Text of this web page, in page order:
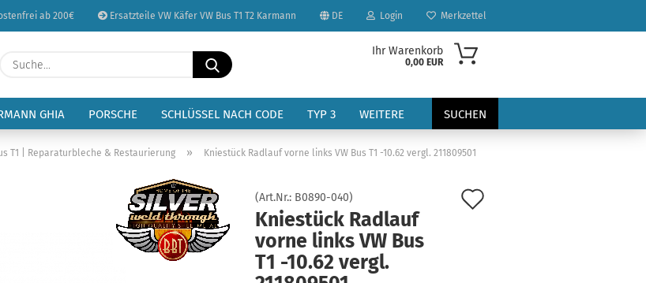
ab 200€ Ersatzteile VW Käfer VW Bus T1 T2 Karmann DE
Sprache auswählen
Lieferland
Login
Passwort
Konto erstellen
Passwort vergessen?
Merkzettel
Suche...
Ihr Warenkorb
0,00 EUR
GHIA PORSCHE SCHLÜSSEL NACH CODE TYP 3 SUCHEN
WEITERE
T1 | Reparaturbleche & Restaurierung » Kniestück Radlauf vorne links VW Bus T1 -10.62 vergl. 211809501
(Art.Nr.: B0890-040)
Kniestück Radlauf
vorne links VW Bus
T1 -10.62 vergl.